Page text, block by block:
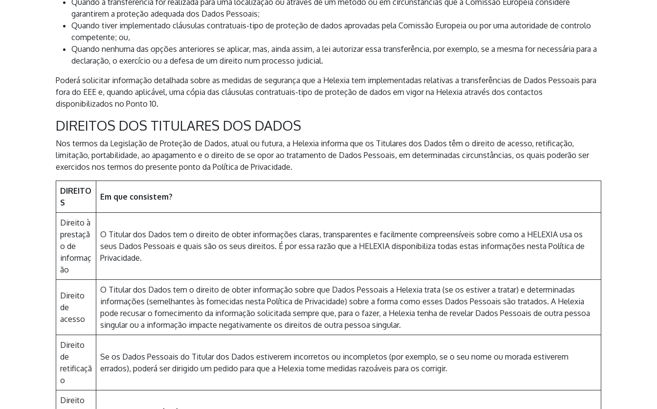
Quando a transferência for realizada para uma localização ou através de um método ou em circunstâncias que a Comissão Europeia considere
garantirem a proteção adequada dos Dados Pessoais;
Quando tiver implementado cláusulas contratuais-tipo de proteção de dados aprovadas pela Comissão Europeia ou por uma autoridade de controlo
competente; ou,
Quando nenhuma das opções anteriores se aplicar, mas, ainda assim, a lei autorizar essa transferência, por exemplo, se a mesma for necessária para a
declaração, o exercício ou a defesa de um direito num processo judicial.
Poderá solicitar informação detalhada sobre as medidas de segurança que a Helexia tem implementadas relativas a transferências de Dados Pessoais para
fora do EEE e, quando aplicável, uma cópia das cláusulas contratuais-tipo de proteção de dados em vigor na Helexia através dos contactos
disponibilizados no Ponto 10.
DIREITOS DOS TITULARES DOS DADOS
Nos termos da Legislação de Proteção de Dados, atual ou futura, a Helexia informa que os Titulares dos Dados têm o direito de acesso, retificação,
limitação, portabilidade, ao apagamento e o direito de se opor ao tratamento de Dados Pessoais, em determinadas circunstâncias, os quais poderão ser
exercidos nos termos do presente ponto da Política de Privacidade.
DIREITO
S
Em que consistem?
Direito à
prestaçã
o de
informaç
ão
O Titular dos Dados tem o direito de obter informações claras, transparentes e facilmente compreensíveis sobre como a HELEXIA usa os
seus Dados Pessoais e quais são os seus direitos. É por essa razão que a HELEXIA disponibiliza todas estas informações nesta Política de
Privacidade.
Direito
de
acesso
O Titular dos Dados tem o direito de obter informação sobre que Dados Pessoais a Helexia trata (se os estiver a tratar) e determinadas
informações (semelhantes às fornecidas nesta Política de Privacidade) sobre a forma como esses Dados Pessoais são tratados. A Helexia
pode recusar o fornecimento da informação solicitada sempre que, para o fazer, a Helexia tenha de revelar Dados Pessoais de outra pessoa
singular ou a informação impacte negativamente os direitos de outra pessoa singular.
Direito
de
retificaçã
o
Se os Dados Pessoais do Titular dos Dados estiverem incorretos ou incompletos (por exemplo, se o seu nome ou morada estiverem
errados), poderá ser dirigido um pedido para que a Helexia tome medidas razoáveis para os corrigir.
Direito